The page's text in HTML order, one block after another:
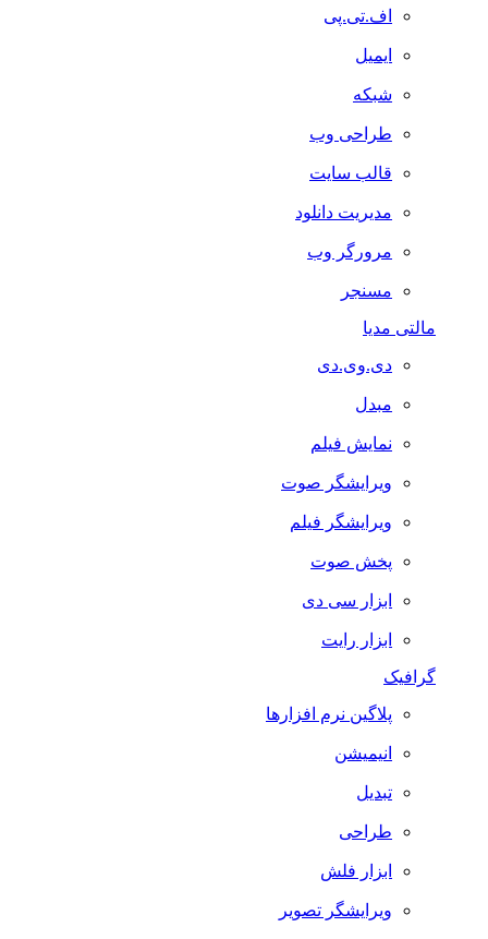
اف.تی.پی
ایمیل
شبکه
طراحی وب
قالب سایت
مدیریت دانلود
مرورگر وب
مسنجر
مالتی مدیا
دی.وی.دی
مبدل
نمایش فیلم
ویرایشگر صوت
ویرایشگر فیلم
پخش صوت
ابزار سی دی
ابزار رایت
گرافیک
پلاگین نرم افزارها
انیمیشن
تبدیل
طراحی
ابزار فلش
ویرایشگر تصویر